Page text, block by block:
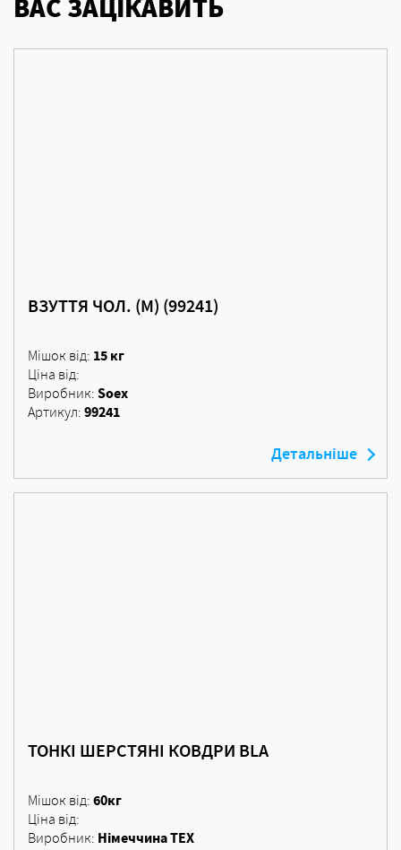
ВАС ЗАЦІКАВИТЬ
ВЗУТТЯ ЧОЛ. (M) (99241)
Мішок від: 15 кг
Ціна від:
Виробник: Soex
Артикул: 99241
Детальніше
ТОНКІ ШЕРСТЯНІ КОВДРИ BLA
Мішок від: 60кг
Ціна від:
Виробник: Німеччина ТЕХ